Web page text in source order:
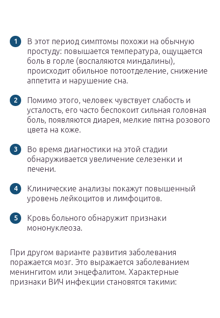
В этот период симптомы похожи на обычную
простуду: повышается температура, ощущается
боль в горле (воспаляются миндалины),
происходит обильное потоотделение, снижение
аппетита и нарушение сна.
Помимо этого, человек чувствует слабость и
усталость, его часто беспокоит сильная головная
боль, появляются диарея, мелкие пятна розового
цвета на коже.
Во время диагностики на этой стадии
обнаруживается увеличение селезенки и
печени.
Клинические анализы покажут повышенный
уровень лейкоцитов и лимфоцитов.
Кровь больного обнаружит признаки
мононуклеоза.
При другом варианте развития заболевания
поражается мозг. Это выражается заболеванием
менингитом или энцефалитом. Характерные
признаки ВИЧ инфекции становятся такими: